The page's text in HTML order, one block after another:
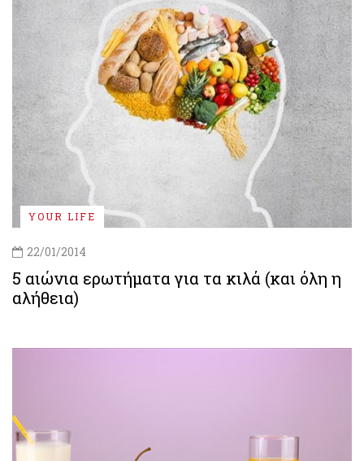
YOUR LIFE
22/01/2014
5 αιώνια ερωτήματα για τα κιλά (και όλη η
αλήθεια)